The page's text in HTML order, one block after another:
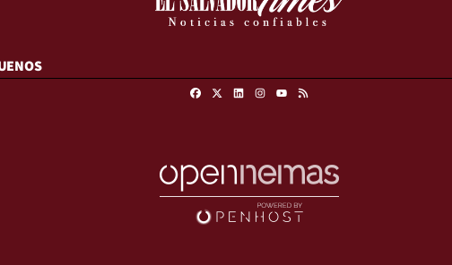
FacebookLinkedinInstagram